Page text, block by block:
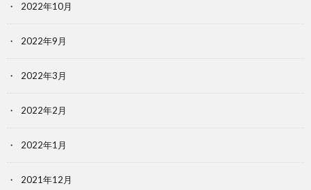
2022年10月
2022年9月
2022年3月
2022年2月
2022年1月
2021年12月